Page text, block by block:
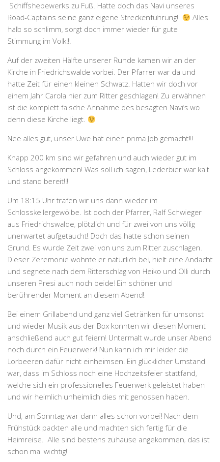
Schiffshebewerks zu Fuß. Hatte doch das Navi unseres
Road-Captains seine ganz eigene Streckenführung!
Alles
halb so schlimm, sorgt doch immer wieder für gute
Stimmung im Volk!!!
Auf der zweiten Hälfte unserer Runde kamen wir an der
Kirche in Friedrichswalde vorbei. Der Pfarrer war da und
hatte Zeit für einen kleinen Schwatz. Hatten wir doch vor
einem Jahr Carola hier zum Ritter geschlagen! Zu erwähnen
ist die komplett falsche Annahme des besagten Navi’s wo
denn diese Kirche liegt.
Nee alles gut, unser Uwe hat einen prima Job gemacht!!!
Knapp 200 km sind wir gefahren und auch wieder gut im
Schloss angekommen! Was soll ich sagen, Lederbier war kalt
und stand bereit!!!
Um 18:15 Uhr trafen wir uns dann wieder im
Schlosskellergewölbe. Ist doch der Pfarrer, Ralf Schwieger
aus Friedrichswalde, plötzlich und für zwei von uns völlig
unerwartet aufgetaucht! Doch das hatte schon seinen
Grund. Es wurde Zeit zwei von uns zum Ritter zuschlagen.
Dieser Zeremonie wohnte er natürlich bei, hielt eine Andacht
und segnete nach dem Ritterschlag von Heiko und Olli durch
unseren Presi auch noch beide! Ein schöner und
berührender Moment an diesem Abend!
Bei einem Grillabend und ganz viel Getränken für umsonst
und wieder Musik aus der Box konnten wir diesen Moment
anschließend auch gut feiern! Untermalt wurde unser Abend
noch durch ein Feuerwerk! Nun kann ich mir leider die
Lorbeeren dafür nicht einheimsen! Ein glücklicher Umstand
war, dass im Schloss noch eine Hochzeitsfeier stattfand,
welche sich ein professionelles Feuerwerk geleistet haben
und wir heimlich unheimlich dies mit genossen haben.
Und, am Sonntag war dann alles schon vorbei! Nach dem
Frühstück packten alle und machten sich fertig für die
Heimreise. Alle sind bestens zuhause angekommen, das ist
schon mal wichtig!